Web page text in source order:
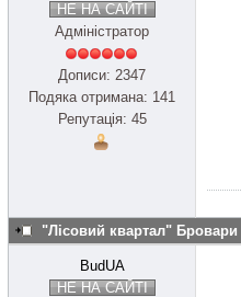
НЕ НА САЙТІ
Адміністратор
Дописи: 2347
Подяка отримана: 141
Репутація: 45
"Лісовий квартал" Бровари
BudUA
НЕ НА САЙТІ